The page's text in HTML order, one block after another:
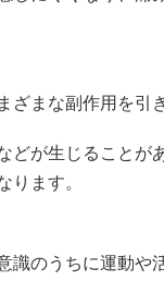
まな副作用を引
どが生じることが
ります。
のうちに運動や